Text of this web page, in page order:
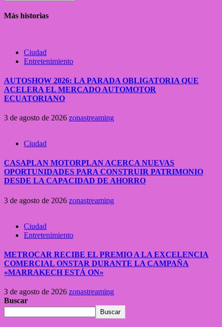
Más historias
Ciudad
Entretenimiento
AUTOSHOW 2026: LA PARADA OBLIGATORIA QUE
ACELERA EL MERCADO AUTOMOTOR
ECUATORIANO
3 de agosto de 2026 zonastreaming
Ciudad
CASAPLAN MOTORPLAN ACERCA NUEVAS
OPORTUNIDADES PARA CONSTRUIR PATRIMONIO
DESDE LA CAPACIDAD DE AHORRO
3 de agosto de 2026 zonastreaming
Ciudad
Entretenimiento
METROCAR RECIBE EL PREMIO A LA EXCELENCIA
COMERCIAL ONSTAR DURANTE LA CAMPAÑA
«MARRAKECH ESTÁ ON»
3 de agosto de 2026 zonastreaming
Buscar
Buscar